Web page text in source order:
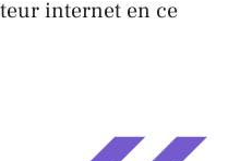
internet en ce